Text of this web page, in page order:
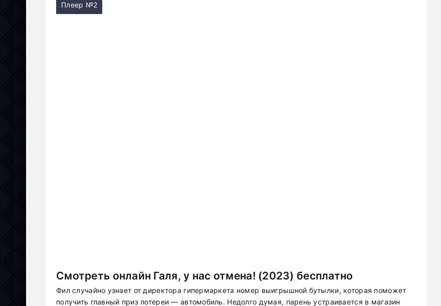
Плеер №2
Смотреть онлайн Галя, у нас отмена! (2023) бесплатно
Фил случайно узнает от директора гипермаркета номер выигрышной бутылки, которая поможет
получить главный приз лотереи — автомобиль. Недолго думая, парень устраивается в магазин